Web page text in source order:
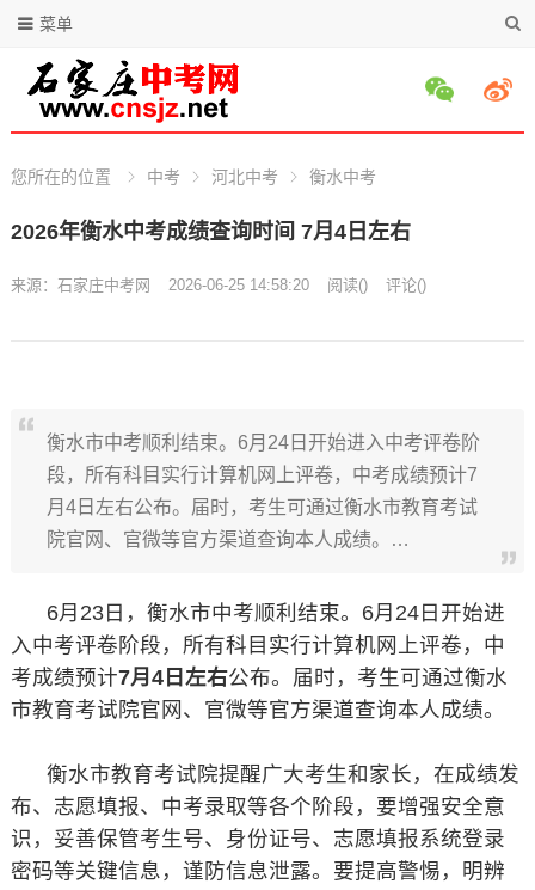
菜单
您所在的位置 中考 河北中考 衡水中考
2026年衡水中考成绩查询时间 7月4日左右
来源： 石家庄中考网 2026-06-25 14:58:20 阅读() 评论()
衡水市中考顺利结束。6月24日开始进入中考评卷阶
段，所有科目实行计算机网上评卷，中考成绩预计7
月4日左右公布。届时，考生可通过衡水市教育考试
院官网、官微等官方渠道查询本人成绩。…
6月23日，衡水市中考顺利结束。6月24日开始进
入中考评卷阶段，所有科目实行计算机网上评卷，中
考成绩预计7月4日左右公布。届时，考生可通过衡水
市教育考试院官网、官微等官方渠道查询本人成绩。
衡水市教育考试院提醒广大考生和家长，在成绩发
布、志愿填报、中考录取等各个阶段，要增强安全意
识，妥善保管考生号、身份证号、志愿填报系统登录
密码等关键信息，谨防信息泄露。要提高警惕，明辨